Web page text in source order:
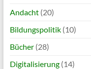
Andacht(20)
Bildungspolitik(10)
Bücher(28)
Digitalisierung(14)